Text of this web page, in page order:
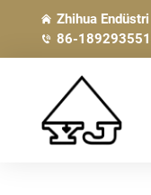
Zhihua
86-